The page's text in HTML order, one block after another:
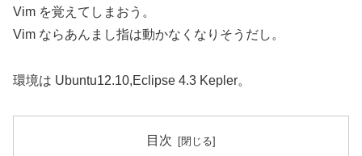
Vim を覚えてしまおう。
Vim ならあんまし指は動かなくなりそうだし。
環境は Ubuntu12.10,Eclipse 4.3 Kepler。
目次